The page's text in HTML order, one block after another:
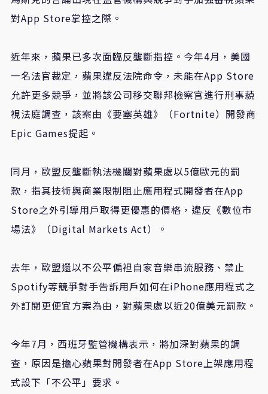
對App Store掌控之際。
近年來，蘋果已多次面臨反壟斷指控。今年4月，美國
一名法官裁定，蘋果違反法院命令，未能在App Store
允許更多競爭，並將該公司移交聯邦檢察官進行刑事藐
視法庭調查，該案由《要塞英雄》（Fortnite）開發商
Epic Games提起。
同月，歐盟反壟斷執法機關對蘋果處以5億歐元的罰
款，指其技術與商業限制阻止應用程式開發者在App
Store之外引導用戶取得更優惠的價格，違反《數位市
場法》（Digital Markets Act）。
去年，歐盟還以不公平偏袒自家音樂串流服務、禁止
Spotify等競爭對手告訴用戶如何在iPhone應用程式之
外訂閱更便宜方案為由，對蘋果處以近20億美元罰款。
今年7月，西班牙監管機構表示，將加深對蘋果的調
查，原因是擔心蘋果對開發者在App Store上架應用程
式設下「不公平」要求。